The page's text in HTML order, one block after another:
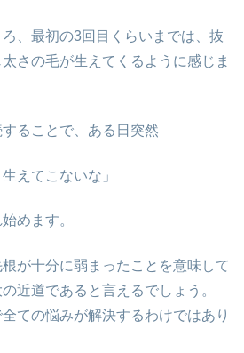
、最初の3回目くらいまでは、抜
さの毛が生えてくるように感じま
ることで、ある日突然
えてこないな」
めます。
が十分に弱まったことを意味して
近道であると言えるでしょう。
ての悩みが解決するわけではあり